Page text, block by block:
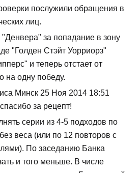
послужили обращения в
лиц.
за попадание в зону
"Голден Стэйт Уорриорз"
и теперь отстает от
на одну победу.
Минск 25 Ноя 2014 18:51
за рецепт!
серии из 4-5 подходов по
веса (или по 12 повторов с
По заседанию Банка
и того меньше. В числе